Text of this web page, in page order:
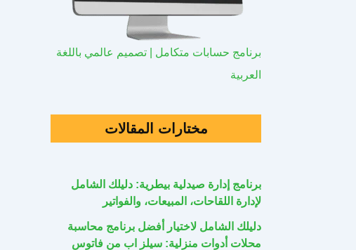
برنامج حسابات متكامل | تصميم عالمي باللغة
العربية
مختارات المقالات
برنامج إدارة صيدلية بيطرية: دليلك الشامل
لإدارة اللقاحات، المبيعات، والفواتير
دليلك الشامل لاختيار أفضل برنامج محاسبة
محلات أدوات منزلية: سيلز اب من فاتوس